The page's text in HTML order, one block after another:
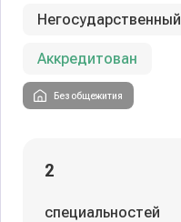
Негосударственный
Аккредитован
Без общежития
2
специальностей